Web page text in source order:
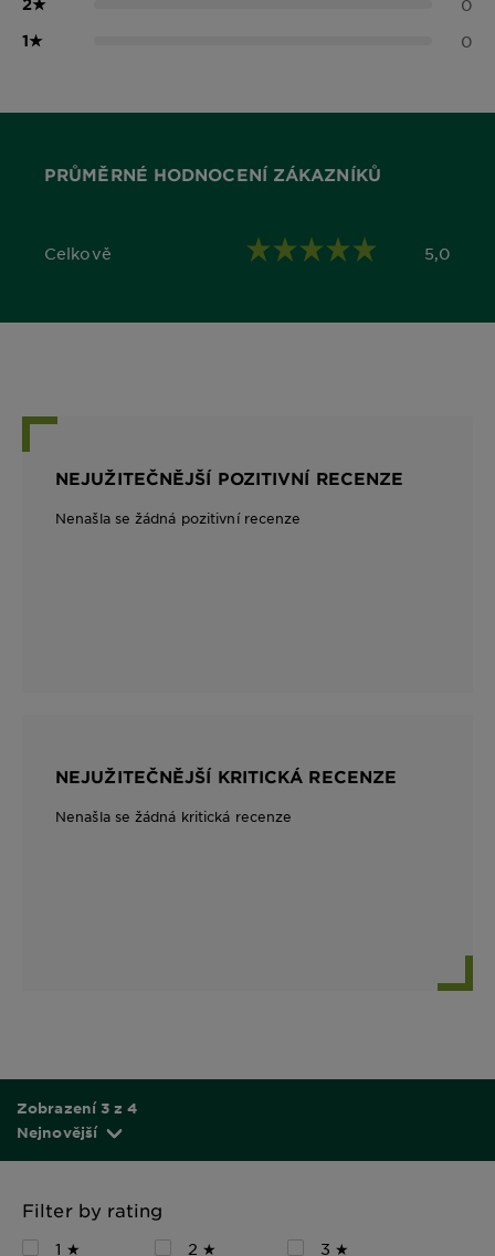
2★ 0
1★ 0
PRŮMĚRNÉ HODNOCENÍ ZÁKAZNÍKŮ
Celkově
5,0 out of 5 stars 5,0
NEJUŽITEČNĚJŠÍ POZITIVNÍ RECENZE
Nenašla se žádná pozitivní recenze
NEJUŽITEČNĚJŠÍ KRITICKÁ RECENZE
Nenašla se žádná kritická recenze
Zobrazení 3 z 4
Nejnovější
Filter by rating
1 ★ 2 ★
3 ★